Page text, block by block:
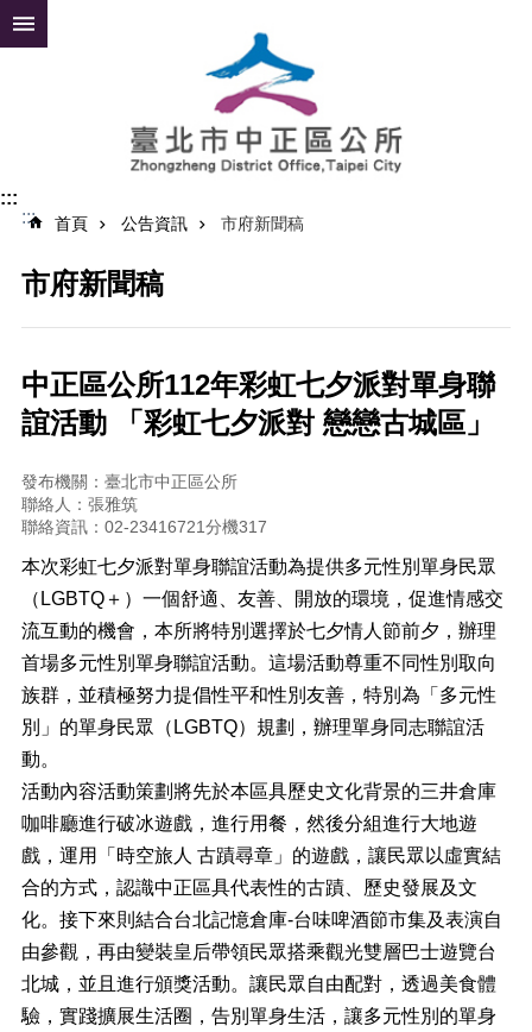
跳到主要內容區塊
公
資
訊
民
服
務
識
中
正
關
介
紹
鄰
里
資
訊
政
府
訊
公
開
開
放
:::
:::
首頁 公告資訊 市府新聞稿
市府新聞稿
中正區公所112年彩虹七夕派對單身聯
誼活動 「彩虹七夕派對 戀戀古城區」
發布機關：臺北市中正區公所
聯絡人：張雅筑
聯絡資訊：02-23416721分機317
本次彩虹七夕派對單身聯誼活動為提供多元性別單身民眾
（LGBTQ＋）一個舒適、友善、開放的環境，促進情感交
流互動的機會，本所將特別選擇於七夕情人節前夕，辦理
首場多元性別單身聯誼活動。這場活動尊重不同性別取向
族群，並積極努力提倡性平和性別友善，特別為「多元性
別」的單身民眾（LGBTQ）規劃，辦理單身同志聯誼活
動。
活動內容活動策劃將先於本區具歷史文化背景的三井倉庫
咖啡廳進行破冰遊戲，進行用餐，然後分組進行大地遊
戲，運用「時空旅人 古蹟尋章」的遊戲，讓民眾以虛實結
合的方式，認識中正區具代表性的古蹟、歷史發展及文
化。接下來則結合台北記憶倉庫-台味啤酒節市集及表演自
由參觀，再由變裝皇后帶領民眾搭乘觀光雙層巴士遊覽台
北城，並且進行頒獎活動。讓民眾自由配對，透過美食體
驗，實踐擴展生活圈，告別單身生活，讓多元性別的單身